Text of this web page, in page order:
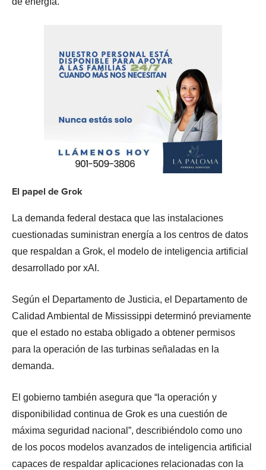
El papel de Grok
La demanda federal destaca que las instalaciones
cuestionadas suministran energía a los centros de datos
que respaldan a Grok, el modelo de inteligencia artificial
desarrollado por xAI.
Según el Departamento de Justicia, el Departamento de
Calidad Ambiental de Mississippi determinó previamente
que el estado no estaba obligado a obtener permisos
para la operación de las turbinas señaladas en la
demanda.
El gobierno también asegura que “la operación y
disponibilidad continua de Grok es una cuestión de
máxima seguridad nacional”, describiéndolo como uno
de los pocos modelos avanzados de inteligencia artificial
capaces de respaldar aplicaciones relacionadas con la